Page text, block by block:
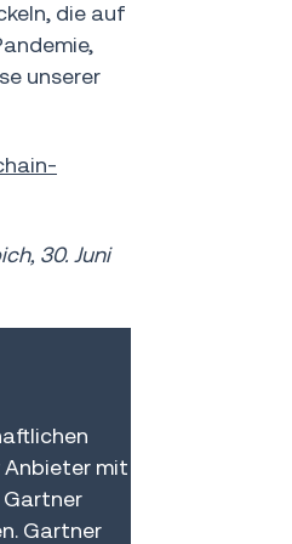
die auf
unserer
30. Juni
Anbieter mit
Gartner
Gartner